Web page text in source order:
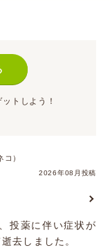
ットしよう！
）
2026年08月投稿
投薬に伴い症状が
去しました。